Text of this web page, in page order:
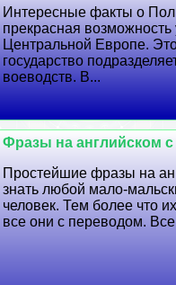
Интересные факты о
прекрасная
Центральной Европе.
государство
воеводств. В...
Фразы на английском
Простейшие фразы на
знать любой мало-
человек. Тем более что
все они с переводом. Все